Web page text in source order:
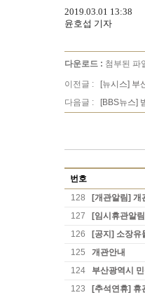
2019.03.01 13:38
윤호섭 기자
다운로드 : 첨부된 파
이전글 :
[뉴시스] 부
다음글 :
[BBS뉴스]
번호
128
[개관알림] 개
127
[임시휴관알
126
[공지] 소장유
125
개관안내
124
부산광역시
123
[추석연휴] 휴